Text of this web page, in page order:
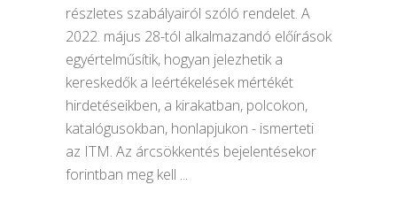
részletes szabályairól szóló rendelet. A
2022. május 28-tól alkalmazandó előírások
egyértelműsítik, hogyan jelezhetik a
kereskedők a leértékelések mértékét
hirdetéseikben, a kirakatban, polcokon,
katalógusokban, honlapjukon - ismerteti
az ITM. Az árcsökkentés bejelentésekor
forintban meg kell